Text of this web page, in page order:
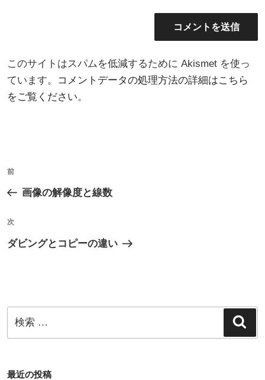
このサイトはスパムを低減するために Akismet を使っ
ています。
コメントデータの処理方法の詳細はこちら
をご覧ください。
ナ
ビ
ゲ
ン
過
去
投
稿
前
画像の解像度と線数
次
の
次
ダビングとコピーの違い
最近の投稿